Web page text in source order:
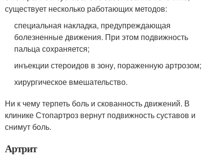
существует несколько работающих методов:
специальная накладка, предупреждающая
болезненные движения. При этом подвижность
пальца сохраняется;
инъекции стероидов в зону, пораженную артрозом;
хирургическое вмешательство.
Ни к чему терпеть боль и скованность движений. В
клинике Стопартроз вернут подвижность суставов и
снимут боль.
Артрит